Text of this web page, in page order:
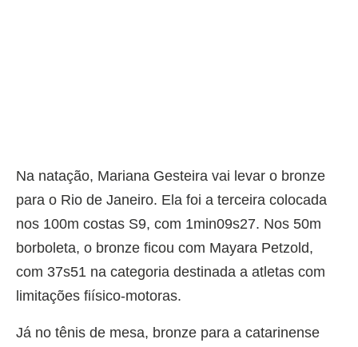
Na natação, Mariana Gesteira vai levar o bronze
para o Rio de Janeiro. Ela foi a terceira colocada
nos 100m costas S9, com 1min09s27. Nos 50m
borboleta, o bronze ficou com Mayara Petzold,
com 37s51 na categoria destinada a atletas com
limitações fiísico-motoras.
Já no tênis de mesa, bronze para a catarinense